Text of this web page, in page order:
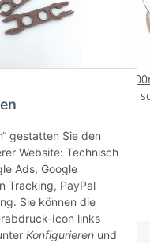
Set
3,90 €
gestatten Sie den
Website: Technisch
Ads, Google
Tracking, PayPal
Sie können die
Icon links
Konfigurieren und